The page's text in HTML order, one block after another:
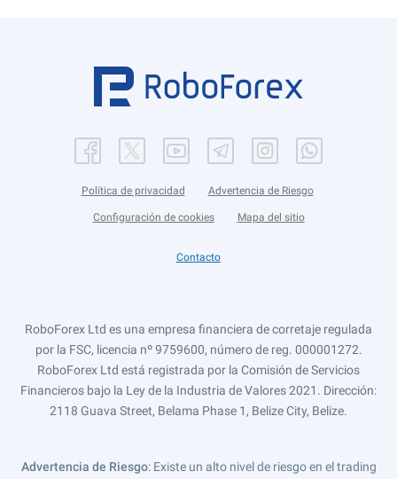
Política de privacidad Advertencia de Riesgo
Configuración de cookies Mapa del sitio
Contacto
RoboForex Ltd es una empresa financiera de corretaje regulada
por la FSC, licencia nº 9759600, número de reg. 000001272.
RoboForex Ltd está registrada por la Comisión de Servicios
Financieros bajo la Ley de la Industria de Valores 2021. Dirección:
2118 Guava Street, Belama Phase 1, Belize City, Belize.
Advertencia de Riesgo: Existe un alto nivel de riesgo en el trading